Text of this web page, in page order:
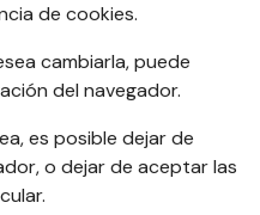
de cookies.
cambiarla, puede
del navegador.
es posible dejar de
o dejar de aceptar las